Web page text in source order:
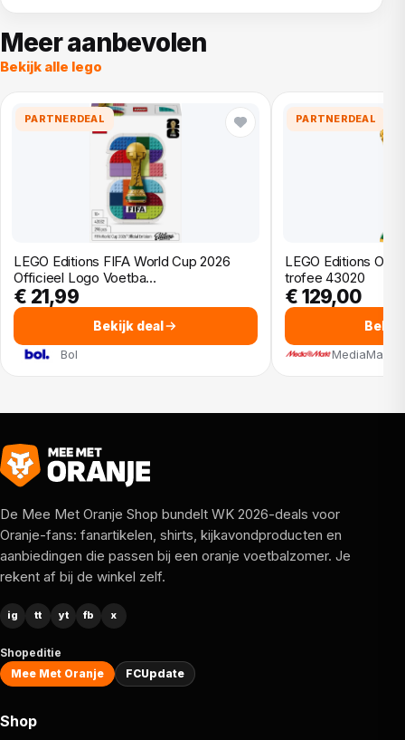
Meer aanbevolen
Bekijk alle lego
PARTNERDEAL
LEGO Editions FIFA World Cup 2026
Officieel Logo Voetba…
€ 21,99
Bekijk deal
Bol
PARTNERDEAL
LEGO Editions
trofee 43020
€ 129,00
MediaMarkt
De Mee Met Oranje Shop bundelt WK 2026-deals voor
Oranje-fans: fanartikelen, shirts, kijkavondproducten en
aanbiedingen die passen bij een oranje voetbalzomer. Je
rekent af bij de winkel zelf.
ig tt yt fb x
Shopeditie
Mee Met Oranje
FCUpdate
Shop